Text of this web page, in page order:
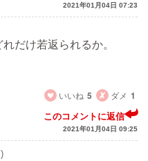
2021年01月04日 07:23
だけ若返られるか。
いいね 5 ダメ 1
このコメントに返信
2021年01月04日 09:25